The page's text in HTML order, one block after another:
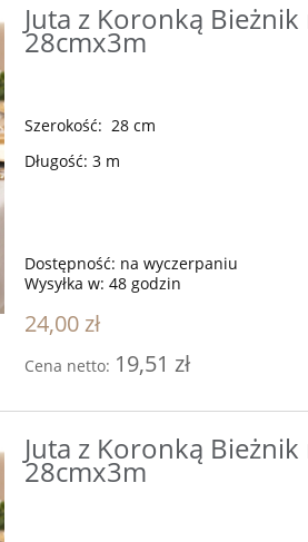
Juta z Koronką
28cmx3m
Szerokość: 28 cm
Długość: 3 m
Dostępność: na wyczerpaniu
Wysyłka w: 48 godzin
24,00 zł
Cena netto: 19,51 zł
Juta z Koronką
28cmx3m